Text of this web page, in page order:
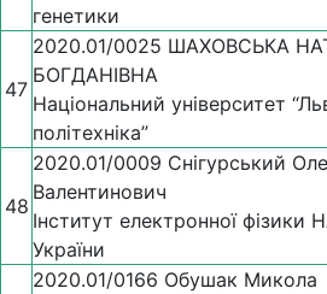
генетики
47
2020.01/0025 ШАХОВСЬКА
БОГДАНІВНА
Національний університет
політехніка”
48
2020.01/0009 Снігурський
Валентинович
Інститут електронної фізики
України
2020.01/0166 Обушак Микола